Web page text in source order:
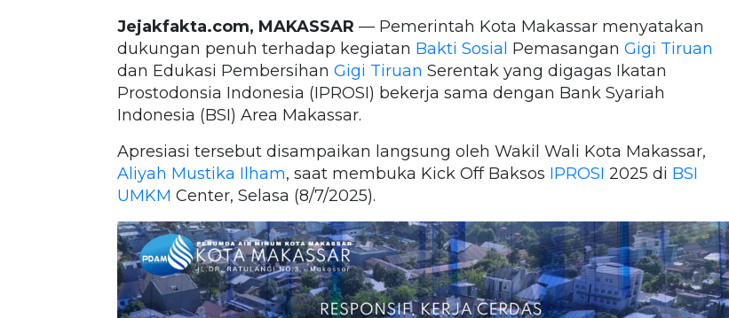
Jejakfakta.com, MAKASSAR — Pemerintah Kota Makassar menyatakan
dukungan penuh terhadap kegiatan Bakti Sosial Pemasangan Gigi Tiruan
dan Edukasi Pembersihan Gigi Tiruan Serentak yang digagas Ikatan
Prostodonsia Indonesia (IPROSI) bekerja sama dengan Bank Syariah
Indonesia (BSI) Area Makassar.
Apresiasi tersebut disampaikan langsung oleh Wakil Wali Kota Makassar,
Aliyah Mustika Ilham, saat membuka Kick Off Baksos IPROSI 2025 di BSI
UMKM Center, Selasa (8/7/2025).